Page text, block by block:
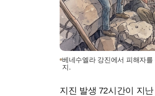
베네수엘라 강진에서 피해자
지.
지진 발생 72시간이 지